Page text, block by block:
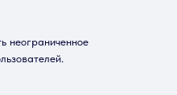
неограниченное